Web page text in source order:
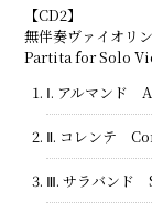
【CD2】
無伴奏ヴァイオリ
Partita for Solo
Ⅰ. アルマンド
Ⅱ. コレンテ
Ⅲ. サラバンド